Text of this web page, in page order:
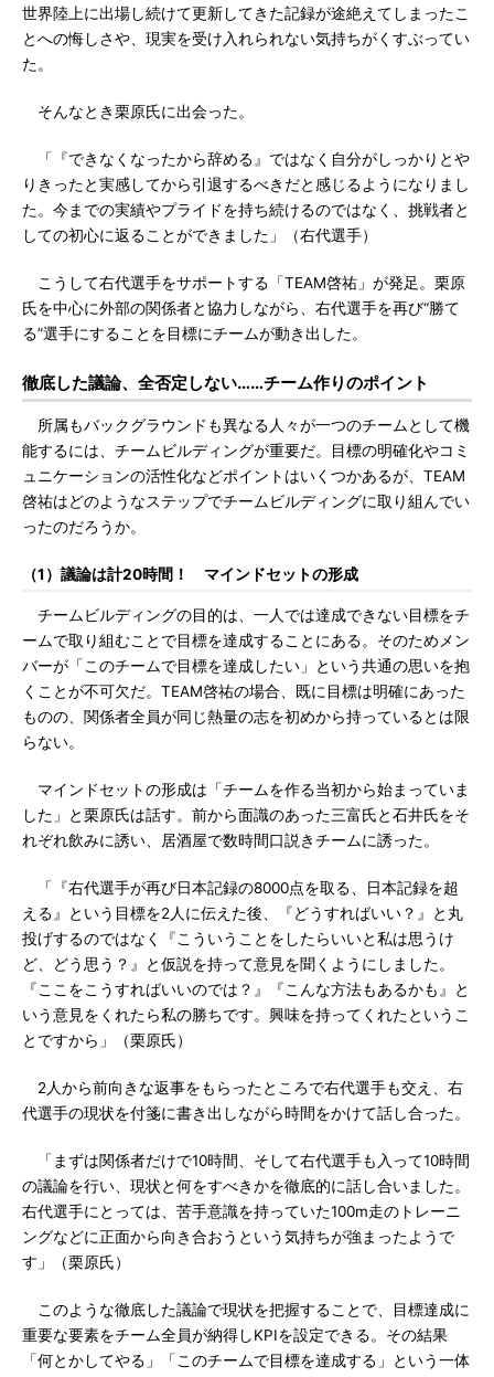
世界陸上に出場し続けて更新してきた記録が途絶えてしまったこ
とへの悔しさや、現実を受け入れられない気持ちがくすぶってい
た。
そんなとき栗原氏に出会った。
「『できなくなったから辞める』ではなく自分がしっかりとや
りきったと実感してから引退するべきだと感じるようになりまし
た。今までの実績やプライドを持ち続けるのではなく、挑戦者と
しての初心に返ることができました」（右代選手）
こうして右代選手をサポートする「TEAM啓祐」が発足。栗原
氏を中心に外部の関係者と協力しながら、右代選手を再び“勝て
る”選手にすることを目標にチームが動き出した。
徹底した議論、全否定しない……チーム作りのポイント
所属もバックグラウンドも異なる人々が一つのチームとして機
能するには、チームビルディングが重要だ。目標の明確化やコミ
ュニケーションの活性化などポイントはいくつかあるが、TEAM
啓祐はどのようなステップでチームビルディングに取り組んでい
ったのだろうか。
（1）議論は計20時間！ マインドセットの形成
チームビルディングの目的は、一人では達成できない目標をチ
ームで取り組むことで目標を達成することにある。そのためメン
バーが「このチームで目標を達成したい」という共通の思いを抱
くことが不可欠だ。TEAM啓祐の場合、既に目標は明確にあった
ものの、関係者全員が同じ熱量の志を初めから持っているとは限
らない。
マインドセットの形成は「チームを作る当初から始まっていま
した」と栗原氏は話す。前から面識のあった三富氏と石井氏をそ
れぞれ飲みに誘い、居酒屋で数時間口説きチームに誘った。
「『右代選手が再び日本記録の8000点を取る、日本記録を超
える』という目標を2人に伝えた後、『どうすればいい？』と丸
投げするのではなく『こういうことをしたらいいと私は思うけ
ど、どう思う？』と仮説を持って意見を聞くようにしました。
『ここをこうすればいいのでは？』『こんな方法もあるかも』と
いう意見をくれたら私の勝ちです。興味を持ってくれたというこ
とですから」（栗原氏）
2人から前向きな返事をもらったところで右代選手も交え、右
代選手の現状を付箋に書き出しながら時間をかけて話し合った。
「まずは関係者だけで10時間、そして右代選手も入って10時間
の議論を行い、現状と何をすべきかを徹底的に話し合いました。
右代選手にとっては、苦手意識を持っていた100m走のトレーニ
ングなどに正面から向き合おうという気持ちが強まったようで
す」（栗原氏）
このような徹底した議論で現状を把握することで、目標達成に
重要な要素をチーム全員が納得しKPIを設定できる。その結果
「何とかしてやる」「このチームで目標を達成する」という一体